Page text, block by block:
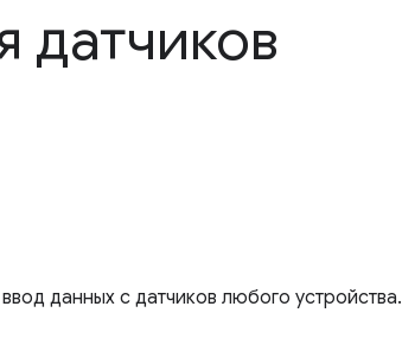
датчиков
данных с датчиков любого устройства.